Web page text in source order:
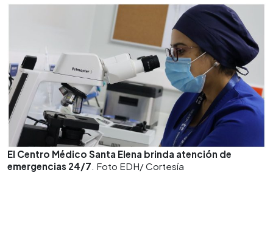
El Centro Médico Santa Elena brinda atención de
emergencias 24/7 . Foto EDH/ Cortesía